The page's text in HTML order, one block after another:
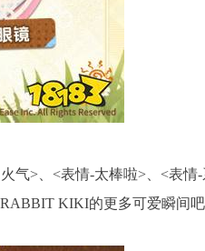
气>、<表情-太棒啦>、<表情-
KIKI的更多可爱瞬间